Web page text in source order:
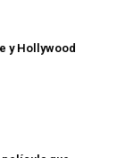
y Hollywood